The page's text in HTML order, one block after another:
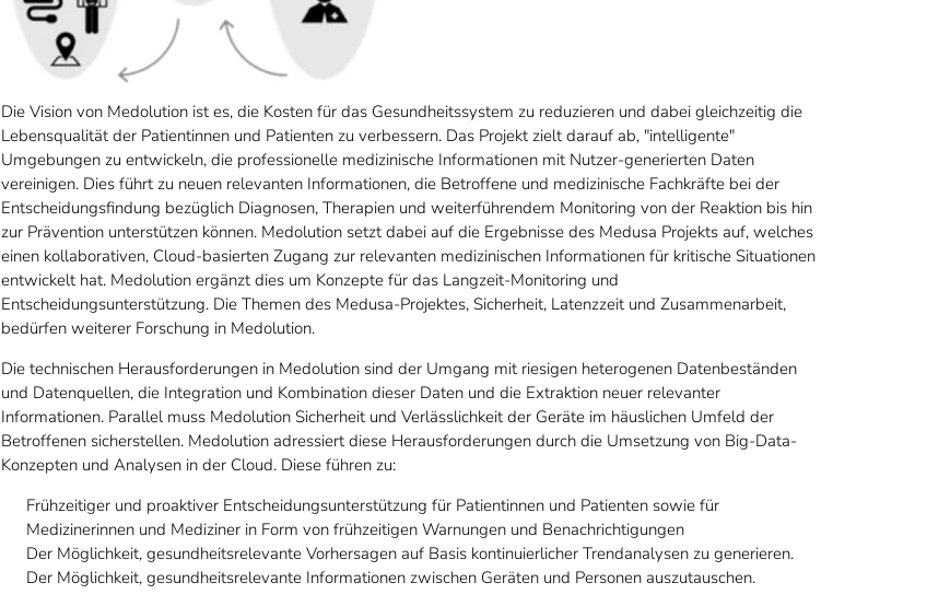
Die Vision von Medolution ist es, die Kosten für das Gesundheitssystem zu reduzieren und dabei gleichzeitig die
Lebensqualität der Patientinnen und Patienten zu verbessern. Das Projekt zielt darauf ab, "intelligente"
Umgebungen zu entwickeln, die professionelle medizinische Informationen mit Nutzer-generierten Daten
vereinigen. Dies führt zu neuen relevanten Informationen, die Betroffene und medizinische Fachkräfte bei der
Entscheidungsfindung bezüglich Diagnosen, Therapien und weiterführendem Monitoring von der Reaktion bis hin
zur Prävention unterstützen können. Medolution setzt dabei auf die Ergebnisse des Medusa Projekts auf, welches
einen kollaborativen, Cloud-basierten Zugang zur relevanten medizinischen Informationen für kritische Situationen
entwickelt hat. Medolution ergänzt dies um Konzepte für das Langzeit-Monitoring und
Entscheidungsunterstützung. Die Themen des Medusa-Projektes, Sicherheit, Latenzzeit und Zusammenarbeit,
bedürfen weiterer Forschung in Medolution.
Die technischen Herausforderungen in Medolution sind der Umgang mit riesigen heterogenen Datenbeständen
und Datenquellen, die Integration und Kombination dieser Daten und die Extraktion neuer relevanter
Informationen. Parallel muss Medolution Sicherheit und Verlässlichkeit der Geräte im häuslichen Umfeld der
Betroffenen sicherstellen. Medolution adressiert diese Herausforderungen durch die Umsetzung von Big-Data-
Konzepten und Analysen in der Cloud. Diese führen zu:
Frühzeitiger und proaktiver Entscheidungsunterstützung für Patientinnen und Patienten sowie für
Medizinerinnen und Mediziner in Form von frühzeitigen Warnungen und Benachrichtigungen
Der Möglichkeit, gesundheitsrelevante Vorhersagen auf Basis kontinuierlicher Trendanalysen zu generieren.
Der Möglichkeit, gesundheitsrelevante Informationen zwischen Geräten und Personen auszutauschen.